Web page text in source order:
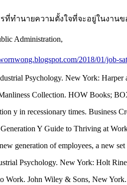
รที่ทำนายความตั้งใจที่จะอยู่ในง
Administration,
2018/01/job-
Psychology. New York:
Collection. HOW Books;
y in recessionary times. Business
Y Guide to Thriving at
generation of employees, a new
Psychology. New York: Holt
Work. John Wiley & Sons, New York.